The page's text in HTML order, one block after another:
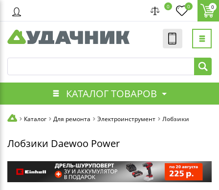
0 0 0
КАТАЛОГ ТОВАРОВ
Каталог Для ремонта Электроинструмент Лобзики
Лобзики Daewoo Power